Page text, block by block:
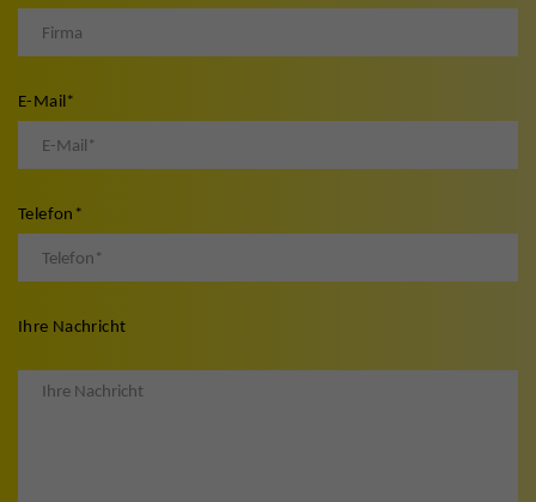
E-Mail*
Telefon *
Ihre Nachricht